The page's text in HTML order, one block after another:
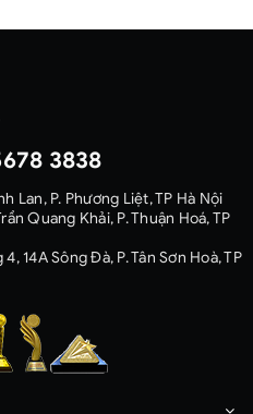
3838
Lan, P. Phương Liệt, TP Hà Nội
Quang Khải, P. Thuận Hoá, TP
4, 14A Sông Đà, P. Tân Sơn Hoà, TP